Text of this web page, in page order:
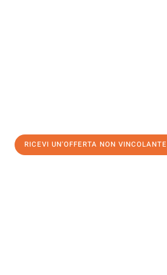
RICEVI UN'OFFERTA NON VINCOLANTE